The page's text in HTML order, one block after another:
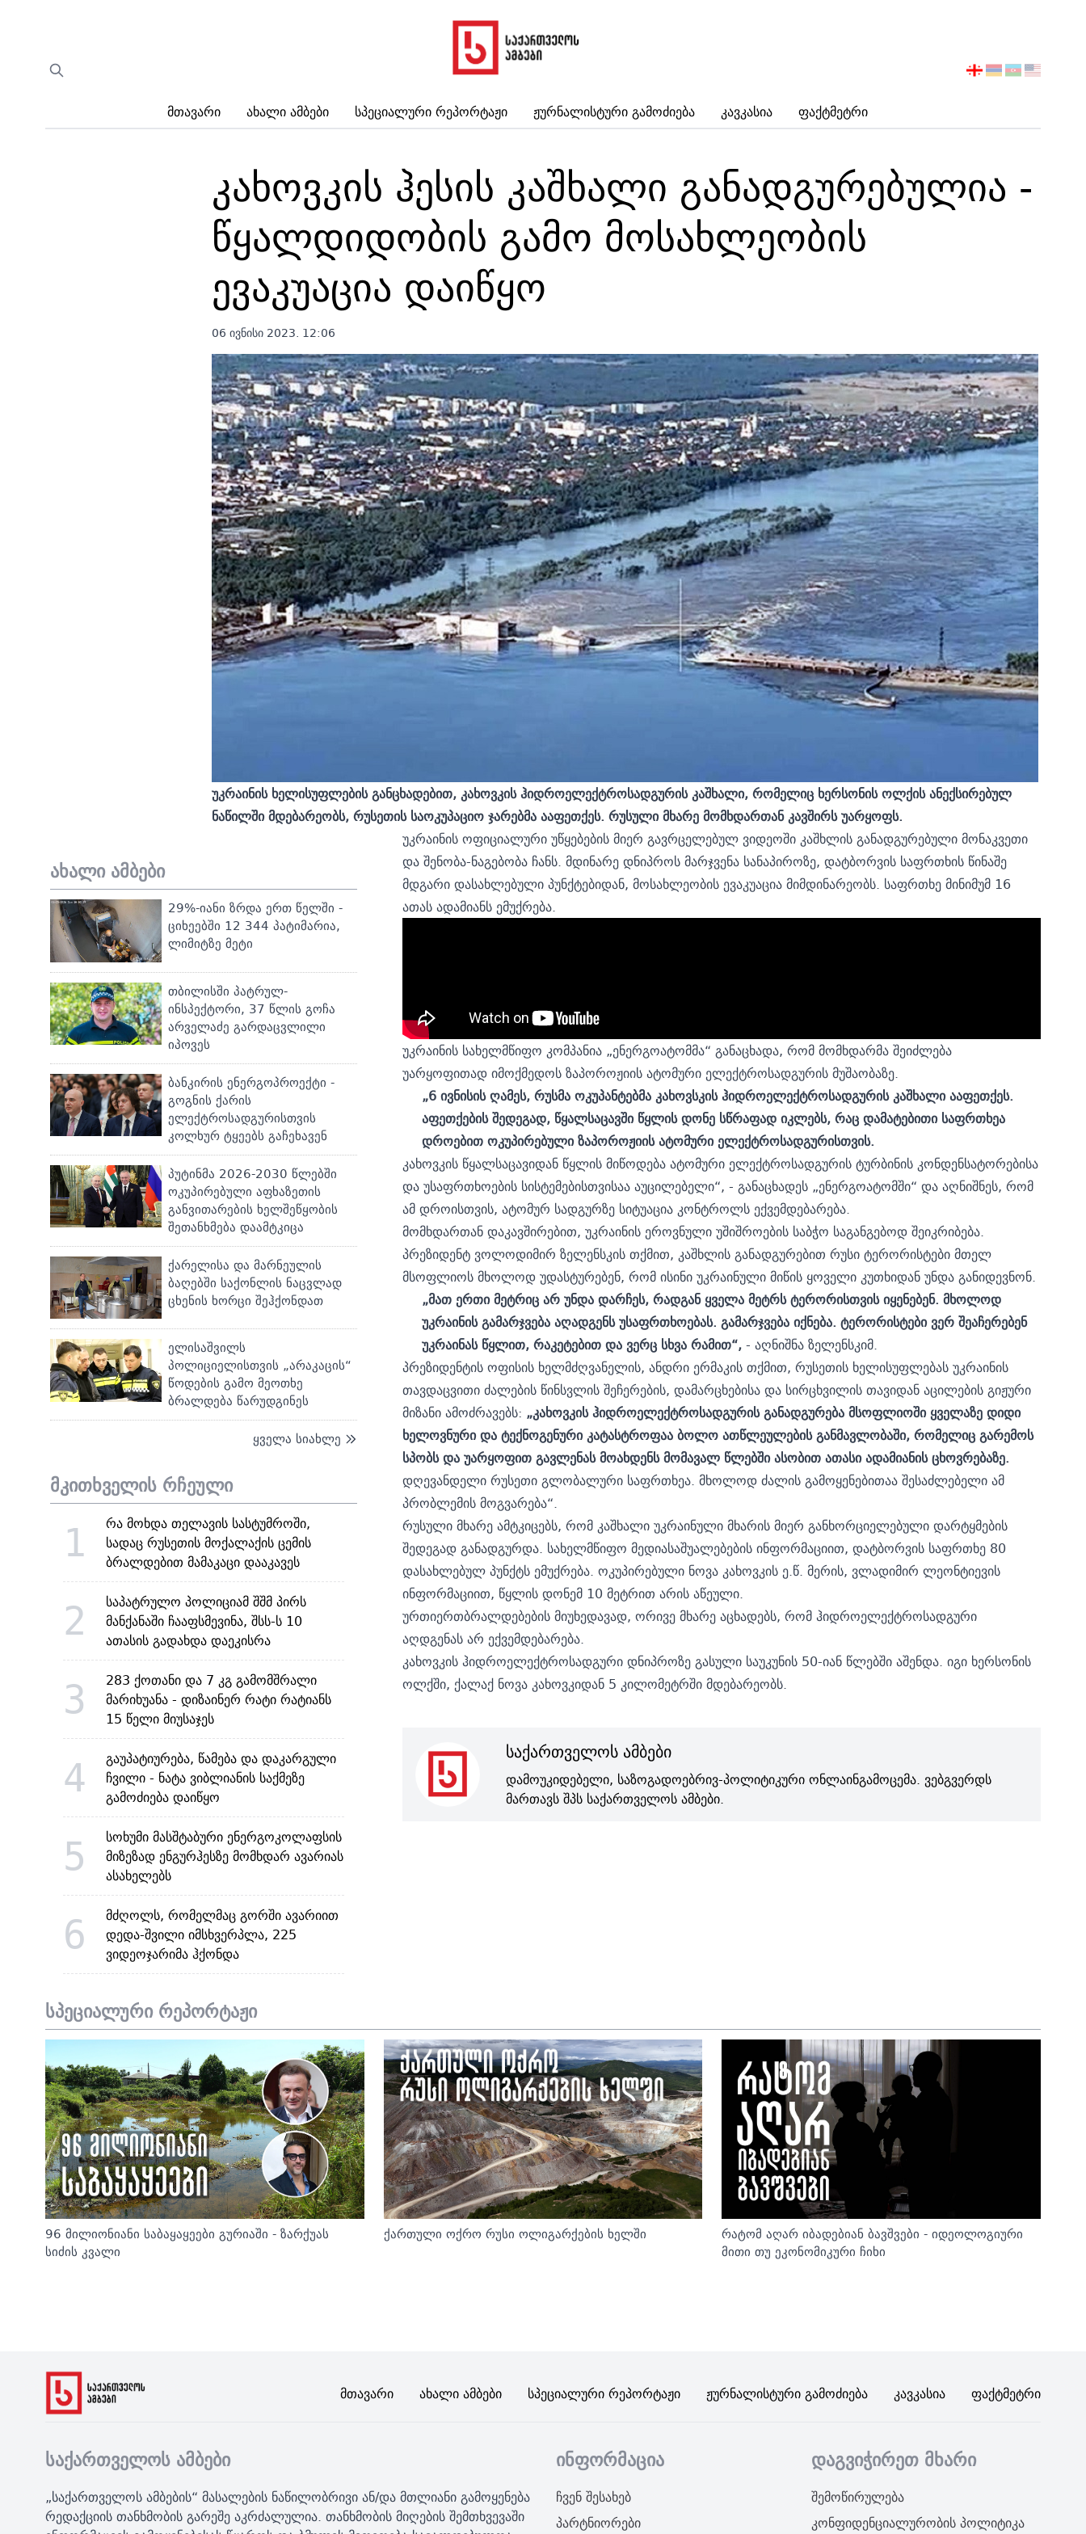
Მთავარი Ახალი Ამბები Სპეციალური Რეპორტაჟი Ჟურნალისტური Გამოძიება Კავკასია Ფაქტმეტრი
აირჩიეთ
კახოვკის ჰესის კაშხალი განადგურებულია -
წყალდიდობის გამო მოსახლეობის
ევაკუაცია დაიწყო
06 ივნისი 2023. 12:06
უკრაინის ხელისუფლების განცხადებით, კახოვკის ჰიდროელექტროსადგურის კაშხალი, რომელიც ხერსონის ოლქის ანექსირებულ
ნაწილში მდებარეობს, რუსეთის საოკუპაციო ჯარებმა ააფეთქეს. რუსული მხარე მომხდართან კავშირს უარყოფს.
ახალი ამბები
29%-იანი ზრდა ერთ წელში -
ციხეებში 12 344 პატიმარია,
ლიმიტზე მეტი
თბილისში პატრულ-
ინსპექტორი, 37 წლის გოჩა
არველაძე გარდაცვლილი
იპოვეს
ბანკირის ენერგოპროექტი -
გოგნის ქარის
ელექტროსადგურისთვის
კოლხურ ტყეებს გაჩეხავენ
პუტინმა 2026-2030 წლებში
ოკუპირებული აფხაზეთის
განვითარების ხელშეწყობის
შეთანხმება დაამტკიცა
ქარელისა და მარნეულის
ბაღებში საქონლის ნაცვლად
ცხენის ხორცი შეჰქონდათ
ელისაშვილს
პოლიციელისთვის „არაკაცის“
წოდების გამო მეოთხე
ბრალდება წარუდგინეს
ყველა სიახლე
მკითხველის რჩეული
1
რა მოხდა თელავის სასტუმროში,
სადაც რუსეთის მოქალაქის ცემის
ბრალდებით მამაკაცი დააკავეს
2
საპატრულო პოლიციამ შშმ პირს
მანქანაში ჩააფსმევინა, შსს-ს 10
ათასის გადახდა დაეკისრა
3
283 ქოთანი და 7 კგ გამომშრალი
მარიხუანა - დიზაინერ რატი რატიანს
15 წელი მიუსაჯეს
4
გაუპატიურება, წამება და დაკარგული
ჩვილი - ნატა ვიბლიანის საქმეზე
გამოძიება დაიწყო
5
სოხუმი მასშტაბური ენერგოკოლაფსის
მიზეზად ენგურჰესზე მომხდარ ავარიას
ასახელებს
6
მძღოლს, რომელმაც გორში ავარიით
დედა-შვილი იმსხვერპლა, 225
ვიდეოჯარიმა ჰქონდა
უკრაინის ოფიციალური უწყებების მიერ გავრცელებულ ვიდეოში კაშხლის განადგურებული მონაკვეთი
და შენობა-ნაგებობა ჩანს. მდინარე დნიპროს მარჯვენა სანაპიროზე, დატბორვის საფრთხის წინაშე
მდგარი დასახლებული პუნქტებიდან, მოსახლეობის ევაკუაცია მიმდინარეობს. საფრთხე მინიმუმ 16
ათას ადამიანს ემუქრება.
უკრაინის სახელმწიფო კომპანია „ენერგოატომმა“ განაცხადა, რომ მომხდარმა შეიძლება
უარყოფითად იმოქმედოს ზაპოროჟიის ატომური ელექტროსადგურის მუშაობაზე.
„6 ივნისის ღამეს, რუსმა ოკუპანტებმა კახოვსკის ჰიდროელექტროსადგურის კაშხალი ააფეთქეს.
აფეთქების შედეგად, წყალსაცავში წყლის დონე სწრაფად იკლებს, რაც დამატებითი საფრთხეა
დროებით ოკუპირებული ზაპოროჟიის ატომური ელექტროსადგურისთვის.
კახოვკის წყალსაცავიდან წყლის მიწოდება ატომური ელექტროსადგურის ტურბინის კონდენსატორებისა
და უსაფრთხოების სისტემებისთვისაა აუცილებელი“, - განაცხადეს „ენერგოატომში“ და აღნიშნეს, რომ
ამ დროისთვის, ატომურ სადგურზე სიტუაცია კონტროლს ექვემდებარება.
მომხდართან დაკავშირებით, უკრაინის ეროვნული უშიშროების საბჭო საგანგებოდ შეიკრიბება.
პრეზიდენტ ვოლოდიმირ ზელენსკის თქმით, კაშხლის განადგურებით რუსი ტერორისტები მთელ
მსოფლიოს მხოლოდ უდასტურებენ, რომ ისინი უკრაინული მიწის ყოველი კუთხიდან უნდა განიდევნონ.
„მათ ერთი მეტრიც არ უნდა დარჩეს, რადგან ყველა მეტრს ტერორისთვის იყენებენ. მხოლოდ
უკრაინის გამარჯვება აღადგენს უსაფრთხოებას. გამარჯვება იქნება. ტერორისტები ვერ შეაჩერებენ
უკრაინას წყლით, რაკეტებით და ვერც სხვა რამით“,- აღნიშნა ზელენსკიმ.
პრეზიდენტის ოფისის ხელმძღვანელის, ანდრი ერმაკის თქმით, რუსეთის ხელისუფლებას უკრაინის
თავდაცვითი ძალების წინსვლის შეჩერების, დამარცხებისა და სირცხვილის თავიდან აცილების გიჟური
მიზანი ამოძრავებს: „კახოვკის ჰიდროელექტროსადგურის განადგურება მსოფლიოში ყველაზე დიდი
ხელოვნური და ტექნოგენური კატასტროფაა ბოლო ათწლეულების განმავლობაში, რომელიც გარემოს
სპობს და უარყოფით გავლენას მოახდენს მომავალ წლებში ასობით ათასი ადამიანის ცხოვრებაზე.
დღევანდელი რუსეთი გლობალური საფრთხეა. მხოლოდ ძალის გამოყენებითაა შესაძლებელი ამ
პრობლემის მოგვარება“.
რუსული მხარე ამტკიცებს, რომ კაშხალი უკრაინული მხარის მიერ განხორციელებული დარტყმების
შედეგად განადგურდა. სახელმწიფო მედიასაშუალებების ინფორმაციით, დატბორვის საფრთხე 80
დასახლებულ პუნქტს ემუქრება. ოკუპირებული ნოვა კახოვკის ე.წ. მერის, ვლადიმირ ლეონტიევის
ინფორმაციით, წყლის დონემ 10 მეტრით არის აწეული.
ურთიერთბრალდებების მიუხედავად, ორივე მხარე აცხადებს, რომ ჰიდროელექტროსადგური
აღდგენას არ ექვემდებარება.
კახოვკის ჰიდროელექტროსადგური დნიპროზე გასული საუკუნის 50-იან წლებში აშენდა. იგი ხერსონის
ოლქში, ქალაქ ნოვა კახოვკიდან 5 კილომეტრში მდებარეობს.
საქართველოს ამბები
დამოუკიდებელი, საზოგადოებრივ-პოლიტიკური ონლაინგამოცემა. ვებგვერდს
მართავს შპს საქართველოს ამბები.
სპეციალური რეპორტაჟი
96 მილიონიანი საბაყაყეები გურიაში - ზარქუას
სიძის კვალი
ქართული ოქრო რუსი ოლიგარქების ხელში
რატომ აღარ იბადებიან ბავშვები - იდეოლოგიური
მითი თუ ეკონომიკური ჩიხი
Მთავარი Ახალი Ამბები Სპეციალური Რეპორტაჟი Ჟურნალისტური Გამოძიება Კავკასია Ფაქტმეტრი
საქართველოს ამბები
„საქართველოს ამბების“ მასალების ნაწილობრივი ან/და მთლიანი გამოყენება
რედაქციის თანხმობის გარეშე აკრძალულია. თანხმობის მიღების შემთხვევაში
ინფორმაცია
ჩვენ შესახებ
პარტნიორები
დაგვიჭირეთ მხარი
შემოწირულება
კონფიდენციალურობის პოლიტიკა